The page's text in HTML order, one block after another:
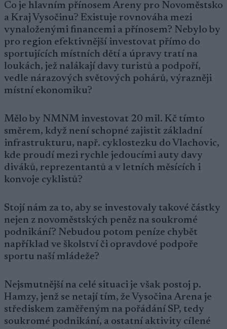
Co je hlavním přínosem Areny pro Novoměstsko
a Kraj Vysočinu? Existuje rovnováha mezi
vynaloženými financemi a přínosem? Nebylo by
pro region efektivnější investovat přímo do
sportujících místních dětí a úpravy tratí na
loukách, jež nalákají davy turistů a podpoří,
vedle nárazových světových pohárů, výrazněji
místní ekonomiku?
Mělo by NMNM investovat 20 mil. Kč tímto
směrem, když není schopné zajistit základní
infrastrukturu, např. cyklostezku do Vlachovic,
kde proudí mezi rychle jedoucími auty davy
diváků, reprezentantů a v letních měsících i
konvoje cyklistů?
Stojí nám za to, aby se investovaly takové částky
nejen z novoměstských peněz na soukromé
podnikání? Nebudou potom peníze chybět
například ve školství či opravdové podpoře
sportu naší mládeže?
Nejsmutnější na celé situaci je však postoj p.
Hamzy, jenž se netají tím, že Vysočina Arena je
střediskem zaměřeným na pořádání SP, tedy
soukromé podnikání, a ostatní aktivity cílené